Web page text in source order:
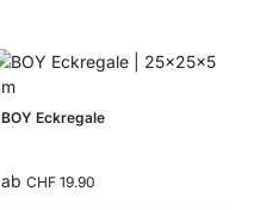
BOY Eckregale
ab CHF 19.90